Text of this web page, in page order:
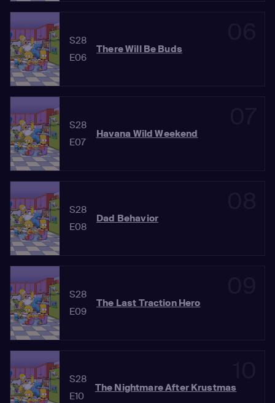
S28
E06
There Will Be Buds
S28
E07
Havana Wild Weekend
S28
E08
Dad Behavior
S28
E09
The Last Traction Hero
S28
E10
The Nightmare After Krustmas